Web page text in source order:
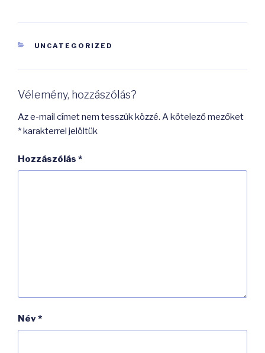
KATEGÓRIÁK
UNCATEGORIZED
Vélemény, hozzászólás?
Az e-mail címet nem tesszük közzé. A kötelező mezőket
*karakterrel jelöltük
Hozzászólás *
Név*